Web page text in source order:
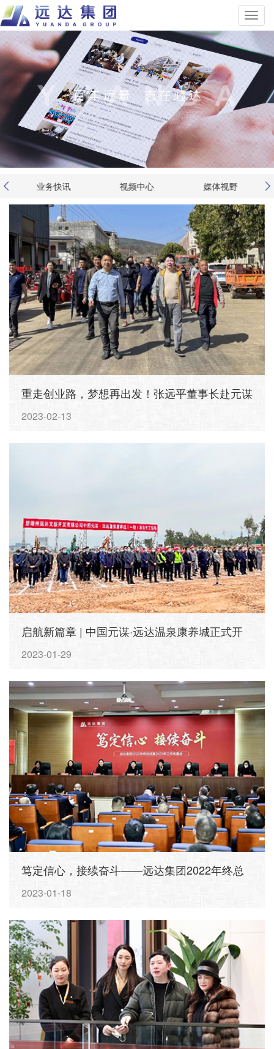
业务快讯 视频中心 媒体视野
重走创业路，梦想再出发！张远平董事长赴元谋
考察调研
2023-02-13
启航新篇章 | 中国元谋·远达温泉康养城正式开
工
2023-01-29
笃定信心，接续奋斗——远达集团2022年终总
结暨2023年工作布置会
2023-01-18